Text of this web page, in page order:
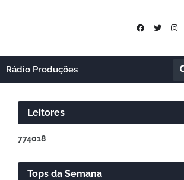
Rádio Produções
Leitores
774018
Tops da Semana